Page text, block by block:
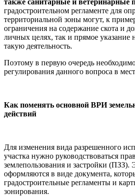
также санитарные и ветеринарные
градостроительном регламенте для
территориальной зоны могут, к
ограничения на содержание скота и
личных целях, так и прямое указание
такую деятельность.
Поэтому в первую очередь
регулирования данного вопроса в
Как поменять основной ВРИ
действий
Для изменения вида разрешенного
участка нужно руководствоваться
землепользования и застройки (ПЗЗ).
оформляются в виде документа,
градостроительные регламенты и
зонирования.